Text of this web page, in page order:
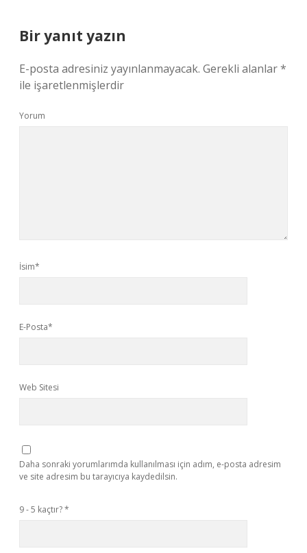
Bir yanıt yazın
E-posta adresiniz yayınlanmayacak. Gerekli alanlar*
ile işaretlenmişlerdir
Yorum
İsim*
E-Posta*
Web Sitesi
Daha sonraki yorumlarımda kullanılması için adım, e-posta adresim
ve site adresim bu tarayıcıya kaydedilsin.
9 - 5 kaçtır?*